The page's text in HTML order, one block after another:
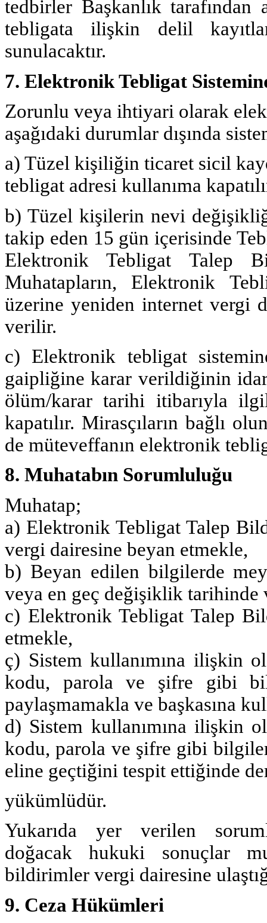
tedbirler Başkanlık
tebligata ilişkin delil
sunulacaktır.
7. Elektronik Tebligat
Zorunlu veya ihtiyari olarak
aşağıdaki durumlar dışında
a) Tüzel kişiliğin ticaret sicil
tebligat adresi kullanıma
b) Tüzel kişilerin nevi
takip eden 15 gün içerisinde
Elektronik Tebligat Talep
Muhatapların, Elektronik
üzerine yeniden internet vergi
verilir.
c) Elektronik tebligat
gaipliğine karar verildiğinin
ölüm/karar tarihi itibarıyla
kapatılır. Mirasçıların bağlı
de müteveffanın elektronik
8. Muhatabın Sorumluluğu
Muhatap;
a) Elektronik Tebligat Talep
vergi dairesine beyan etmekle,
b) Beyan edilen bilgilerde
veya en geç değişiklik
c) Elektronik Tebligat Talep
etmekle,
ç) Sistem kullanımına ilişkin
kodu, parola ve şifre gibi
paylaşmamakla ve başkasına
d) Sistem kullanımına ilişkin
kodu, parola ve şifre gibi
eline geçtiğini tespit ettiğinde
yükümlüdür.
Yukarıda yer verilen
doğacak hukuki sonuçlar
bildirimler vergi dairesine
9. Ceza Hükümleri